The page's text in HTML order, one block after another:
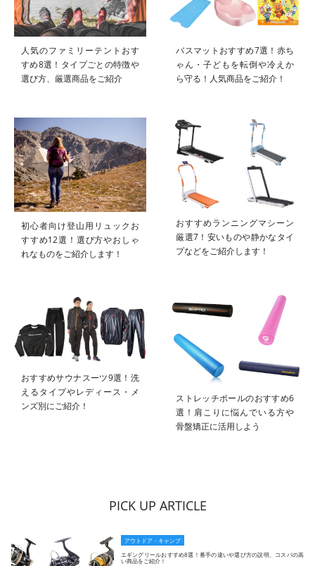
人気のファミリーテントおす
すめ8選！タイプごとの特徴や
選び方、厳選商品をご紹介
バスマットおすすめ7選！赤ち
ゃん・子どもを転倒や冷えか
ら守る！人気商品をご紹介！
初心者向け登山用リュックお
すすめ12選！選び方やおしゃ
れなものをご紹介します！
おすすめランニングマシーン
厳選7！安いものや静かなタイ
プなどをご紹介します！
おすすめサウナスーツ9選！洗
えるタイプやレディース・メ
ンズ別にご紹介！
ストレッチポールのおすすめ6
選！肩こりに悩んでいる方や
骨盤矯正に活用しよう
PICK UP ARTICLE
アウトドア・キャンプ
エギングリールおすすめ8選！番手の違いや選び方の説明、コスパの高
い商品をご紹介！